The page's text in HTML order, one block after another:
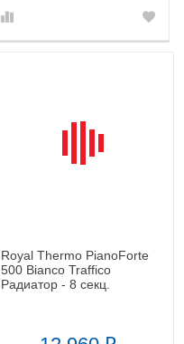
Royal Thermo PianoForte
500 Bianco Traffico
Радиатор - 8 секц.